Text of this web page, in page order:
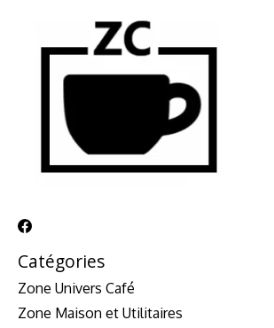
Catégories
Zone Univers Café
Zone Maison et Utilitaires